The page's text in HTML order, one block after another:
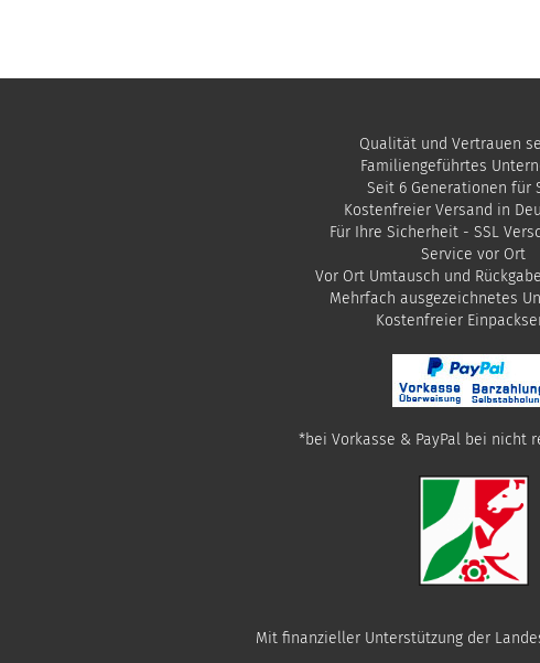
Qualität und Vertrauen
Familiengeführtes
Seit 6 Generationen für
Kostenfreier Versand in
Für Ihre Sicherheit - SSL
Service vor Ort
Vor Ort Umtausch und
Mehrfach ausgezeichnetes
​Kostenfreier
*bei Vorkasse & PayPal bei nicht
Mit finanzieller Unterstützung der